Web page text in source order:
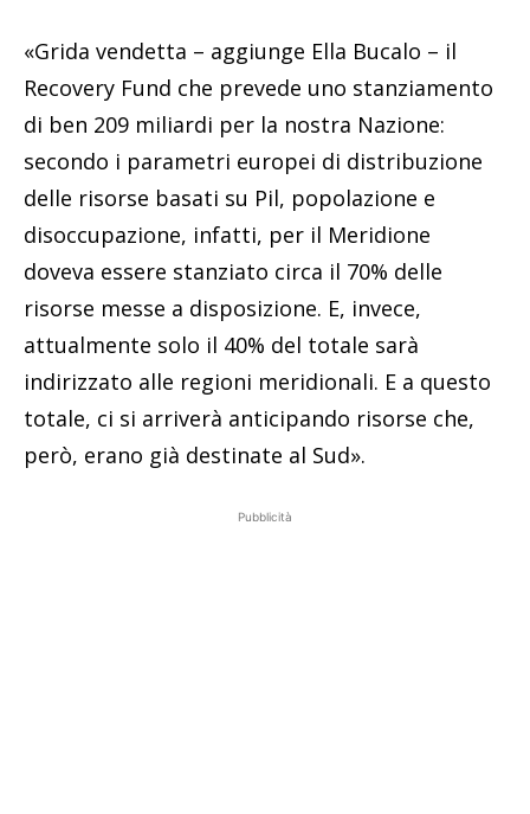
«Grida vendetta – aggiunge Ella Bucalo – il
Recovery Fund che prevede uno stanziamento
di ben 209 miliardi per la nostra Nazione:
secondo i parametri europei di distribuzione
delle risorse basati su Pil, popolazione e
disoccupazione, infatti, per il Meridione
doveva essere stanziato circa il 70% delle
risorse messe a disposizione. E, invece,
attualmente solo il 40% del totale sarà
indirizzato alle regioni meridionali. E a questo
totale, ci si arriverà anticipando risorse che,
però, erano già destinate al Sud».
Pubblicità